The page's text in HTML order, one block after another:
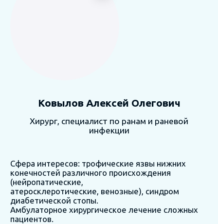
Ковылов Алексей Олегович
Хирург, специалист по ранам и раневой
инфекции
Сфера интересов: трофические язвы нижних
конечностей различного происхождения
(нейропатические,
атеросклеротические, венозные), синдром
диабетической стопы.
Амбулаторное хирургическое лечение сложных
пациентов.